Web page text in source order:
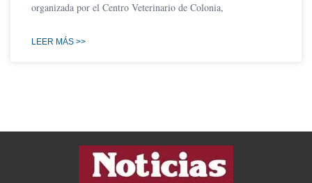
organizada por el Centro Veterinario de Colonia,
LEER MÁS >>